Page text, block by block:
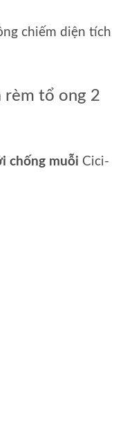
chiếm diện tích
rèm tổ ong 2
chống muỗi Cici-